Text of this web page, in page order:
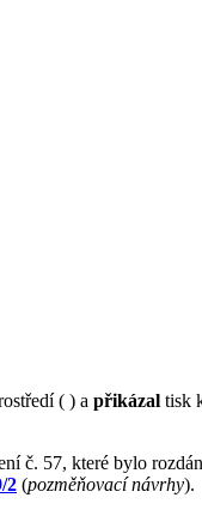
( ) a přikázal tisk
č. 57, které bylo
2 (pozměňovací návrhy).